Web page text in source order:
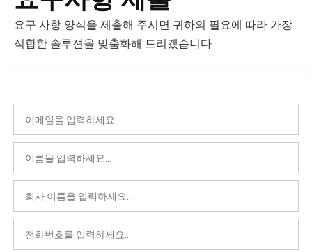
요구 사항 양식을 제출해 주시면 귀하의 필요에 따라 가장
적합한 솔루션을 맞춤화해 드리겠습니다.